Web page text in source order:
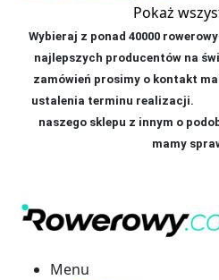
Pokaż
Wybieraj z ponad 40000
najlepszych producentów na
zamówień prosimy o kontakt
ustalenia terminu realizacji.
naszego sklepu z innym o
mamy
Menu